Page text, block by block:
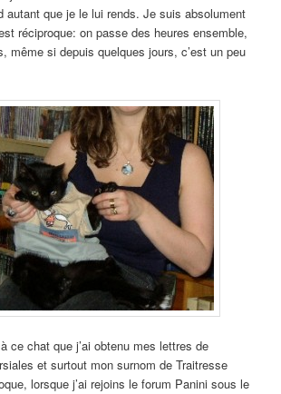
autant que je le lui rends. Je suis absolument
réciproque: on passe des heures ensemble,
même si depuis quelques jours, c’est un peu
ce chat que j’ai obtenu mes lettres de
et surtout mon surnom de Traitresse
lorsque j’ai rejoins le forum Panini sous le